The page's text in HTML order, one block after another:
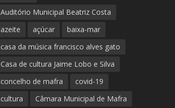
Auditório Municipal Beatriz Costa
azeite
açúcar
baixa-mar
casa da música francisco alves gato
Casa de cultura Jaime Lobo e Silva
concelho de mafra
covid-19
cultura
Câmara Municipal de Mafra